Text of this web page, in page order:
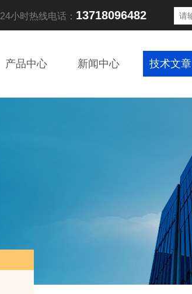
24小时热线电话： 13718096482
产品中心 新闻中心 技术文章